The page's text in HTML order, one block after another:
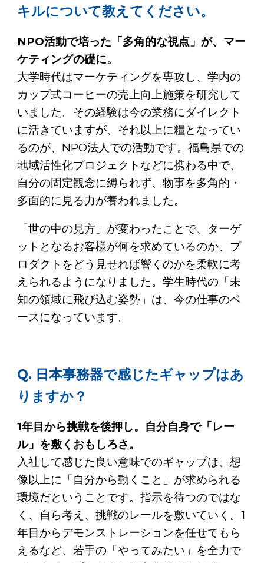
キルについて教えてください。
NPO活動で培った「多角的な視点」が、マー
ケティングの礎に。
大学時代はマーケティングを専攻し、学内の
カップ式コーヒーの売上向上施策を研究して
いました。その経験は今の業務にダイレクト
に活きていますが、それ以上に糧となってい
るのが、NPO法人での活動です。福島県での
地域活性化プロジェクトなどに携わる中で、
自分の固定観念に縛られず、物事を多角的・
多面的に見る力が養われました。
「世の中の見方」が変わったことで、ターゲ
ットとなるお客様が何を求めているのか、プ
ロダクトをどう見せれば響くのかを柔軟に考
えられるようになりました。学生時代の「未
知の領域に飛び込む姿勢」は、今の仕事のベ
ースになっています。
Q. 日本事務器で感じたギャップはあ
りますか？
1年目から挑戦を後押し。自分自身で「レー
ル」を敷くおもしろさ。
入社して感じた良い意味でのギャップは、想
像以上に「自分から動くこと」が求められる
環境だということです。指示を待つのではな
く、自ら考え、挑戦のレールを敷いていく。1
年目からデモンストレーションを任せてもら
えるなど、若手の「やってみたい」を全力で